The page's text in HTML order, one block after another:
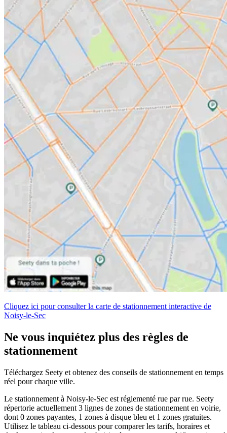
Cliquez ici pour consulter la carte de stationnement interactive de
Noisy-le-Sec
Ne vous inquiétez plus des règles de
stationnement
Téléchargez Seety et obtenez des conseils de stationnement en temps
réel pour chaque ville.
Le stationnement à Noisy-le-Sec est réglementé rue par rue. Seety
répertorie actuellement 3 lignes de zones de stationnement en voirie,
dont 0 zones payantes, 1 zones à disque bleu et 1 zones gratuites.
Utilisez le tableau ci-dessous pour comparer les tarifs, horaires et